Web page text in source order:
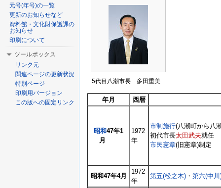
5代目八潮市長 多田重美
年月 西暦
昭和47年1
月
1972
年
市制施行(八潮町から八
初代市長太田武夫就任
市民憲章(旧憲章)制定
昭和47年4月
1972
年
第五(松之木) ・ 第六(中
元号(年号)の一覧
更新のお知らせなど
資料館・文化財保護課の
お知らせ
印刷について
ツールボックス
リンク元
関連ページの更新状況
特別ページ
印刷用バージョン
この版への固定リンク